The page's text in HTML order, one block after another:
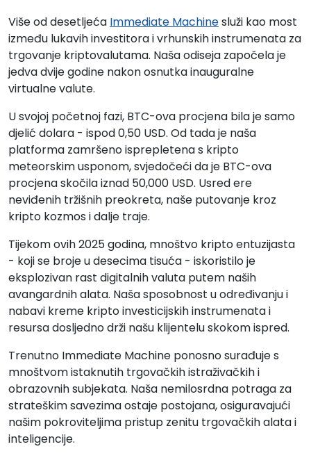
Više od desetljeća Immediate Machinesluži kao most
između lukavih investitora i vrhunskih instrumenata za
trgovanje kriptovalutama. Naša odiseja započela je
jedva dvije godine nakon osnutka inauguralne
virtualne valute.
U svojoj početnoj fazi, BTC-ova procjena bila je samo
djelić dolara - ispod 0,50 USD. Od tada je naša
platforma zamršeno isprepletena s kripto
meteorskim usponom, svjedočeći da je BTC-ova
procjena skočila iznad 50,000 USD. Usred ere
neviđenih tržišnih preokreta, naše putovanje kroz
kripto kozmos i dalje traje.
Tijekom ovih 2025 godina, mnoštvo kripto entuzijasta
- koji se broje u desecima tisuća - iskoristilo je
eksplozivan rast digitalnih valuta putem naših
avangardnih alata. Naša sposobnost u određivanju i
nabavi kreme kripto investicijskih instrumenata i
resursa dosljedno drži našu klijentelu skokom ispred.
Trenutno Immediate Machine ponosno surađuje s
mnoštvom istaknutih trgovačkih istraživačkih i
obrazovnih subjekata. Naša nemilosrdna potraga za
strateškim savezima ostaje postojana, osiguravajući
našim pokroviteljima pristup zenitu trgovačkih alata i
inteligencije.